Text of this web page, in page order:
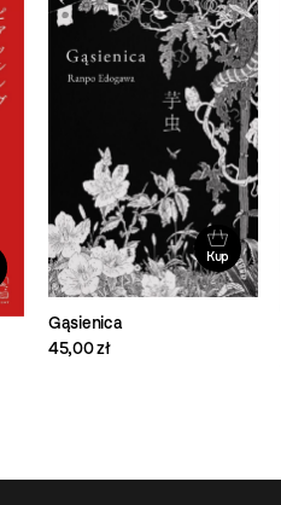
Kup
Gąsienica
45,00 zł